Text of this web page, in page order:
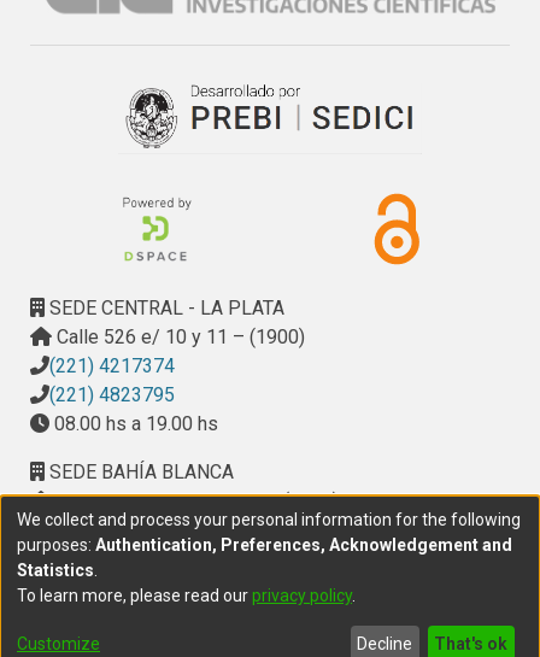
SEDE CENTRAL - LA PLATA
Calle 526 e/ 10 y 11 – (1900)
(221) 4217374
(221) 4823795
08.00 hs a 19.00 hs
SEDE BAHÍA BLANCA
Calle Ciudad de Cali 320 – (8000). Universidad
Provincial del Sudoeste (UPSO)
(291) 459 2550, interno 147
10.00 h a 14.00 h
We collect and process your personal information for the following
purposes: Authentication, Preferences, Acknowledgement and
Statistics
To learn more, please read ourprivacy policy.
Customize Decline That's ok